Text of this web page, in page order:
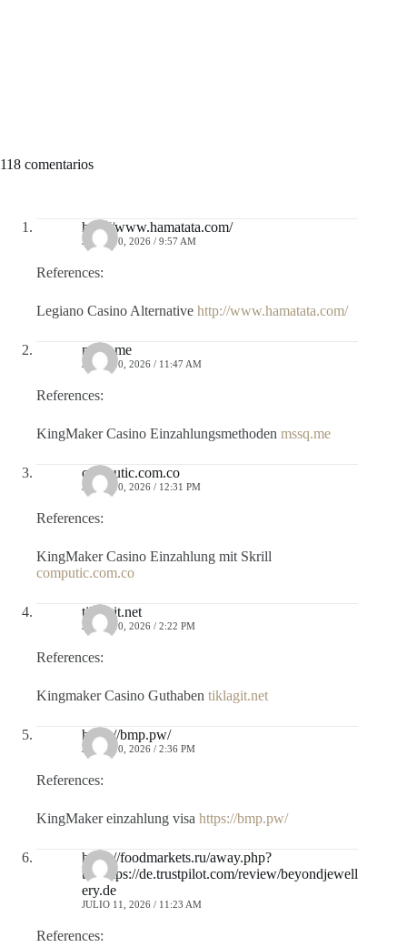
118 comentarios
http://www.hamatata.com/
JULIO 10, 2026 / 9:57 AM
References:
Legiano Casino Alternative http://www.hamatata.com/
mssq.me
JULIO 10, 2026 / 11:47 AM
References:
KingMaker Casino Einzahlungsmethoden mssq.me
computic.com.co
JULIO 10, 2026 / 12:31 PM
References:
KingMaker Casino Einzahlung mit Skrill
computic.com.co
tiklagit.net
JULIO 10, 2026 / 2:22 PM
References:
Kingmaker Casino Guthaben tiklagit.net
https://bmp.pw/
JULIO 10, 2026 / 2:36 PM
References:
KingMaker einzahlung visa https://bmp.pw/
https://foodmarkets.ru/away.php?
to=https://de.trustpilot.com/review/beyondjewell
ery.de
JULIO 11, 2026 / 11:23 AM
References: